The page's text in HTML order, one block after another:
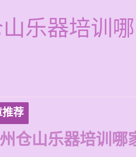
乐器培训
荐
仓山乐器培训哪